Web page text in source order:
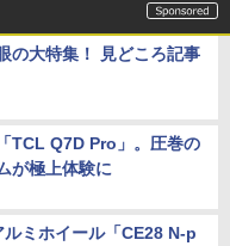
の大特集！ 見どころ記事
TCL Q7D Pro」。圧巻の
が極上体験に
ミホイール「CE28 N-p